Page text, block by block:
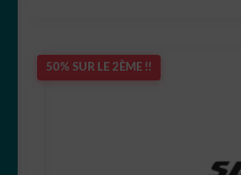
50% SUR LE 2ÈME !!